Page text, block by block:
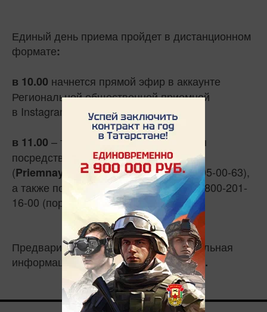
Единый день приема пройдет в дистанционном
формате:
в 10.00 начнется прямой эфир в аккаунте
Региональной общественной приемной
в Instagram opriemnaya116);
в 11.00 – тематический прием граждан
посредством каналов связи в Skype
(Priemnayaer116), WhatsApp (8-987-205-00-63),
а также по телефону горячей линии 8-800-201-
16-00 (портал «Мой депутат»).
Предварительная запись и дополнительная
информация по тел.:8 (843) 238-10-00.